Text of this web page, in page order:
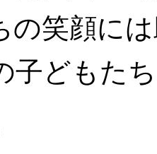
の笑顔に
子どもた